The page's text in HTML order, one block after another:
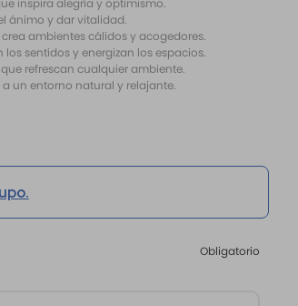
inspira alegría y optimismo.
ánimo y dar vitalidad.
ambientes cálidos y acogedores.
sentidos y energizan los espacios.
refrescan cualquier ambiente.
un entorno natural y relajante.
Obligatorio